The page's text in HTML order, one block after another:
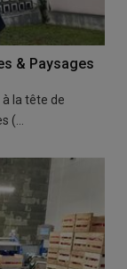
& Paysages
la tête de
(…